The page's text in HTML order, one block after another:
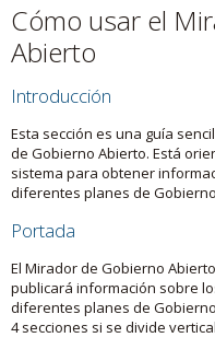
Cómo usar el
Abierto
Introducción
Esta sección es una guía
de Gobierno Abierto. Está
sistema para obtener
diferentes planes de
Portada
El Mirador de Gobierno
publicará información sobre
diferentes planes de
4 secciones si se divide